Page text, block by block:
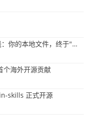
重磅更新！小U同学「全局知识库」上线：你的本地文件，终于"活"起来了
个海外开源贡献
skills 正式开源